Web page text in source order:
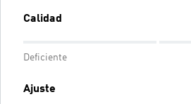
Calidad
Deficiente
Ajuste